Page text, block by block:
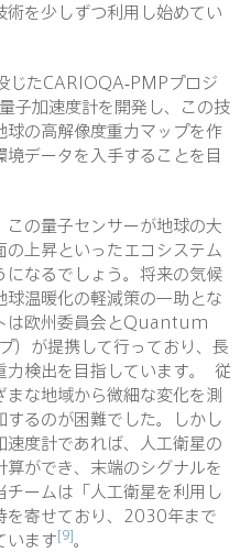
を少しずつ利用し始めてい
じたCARIOQA-PMPプロジ
子加速度計を開発し、この技
の高解像度重力マップを作
データを入手することを目
の量子センサーが地球の大
上昇といったエコシステム
なるでしょう。将来の気候
温暖化の軽減策の一助とな
は欧州委員会とQuantum
）が提携して行っており、長
力検出を目指しています。 従
な地域から微細な変化を測
るのが困難でした。しかし
度計であれば、人工衛星の
ができ、末端のシグナルを
ームは「人工衛星を利用し
を寄せており、2030年まで
います[9]。